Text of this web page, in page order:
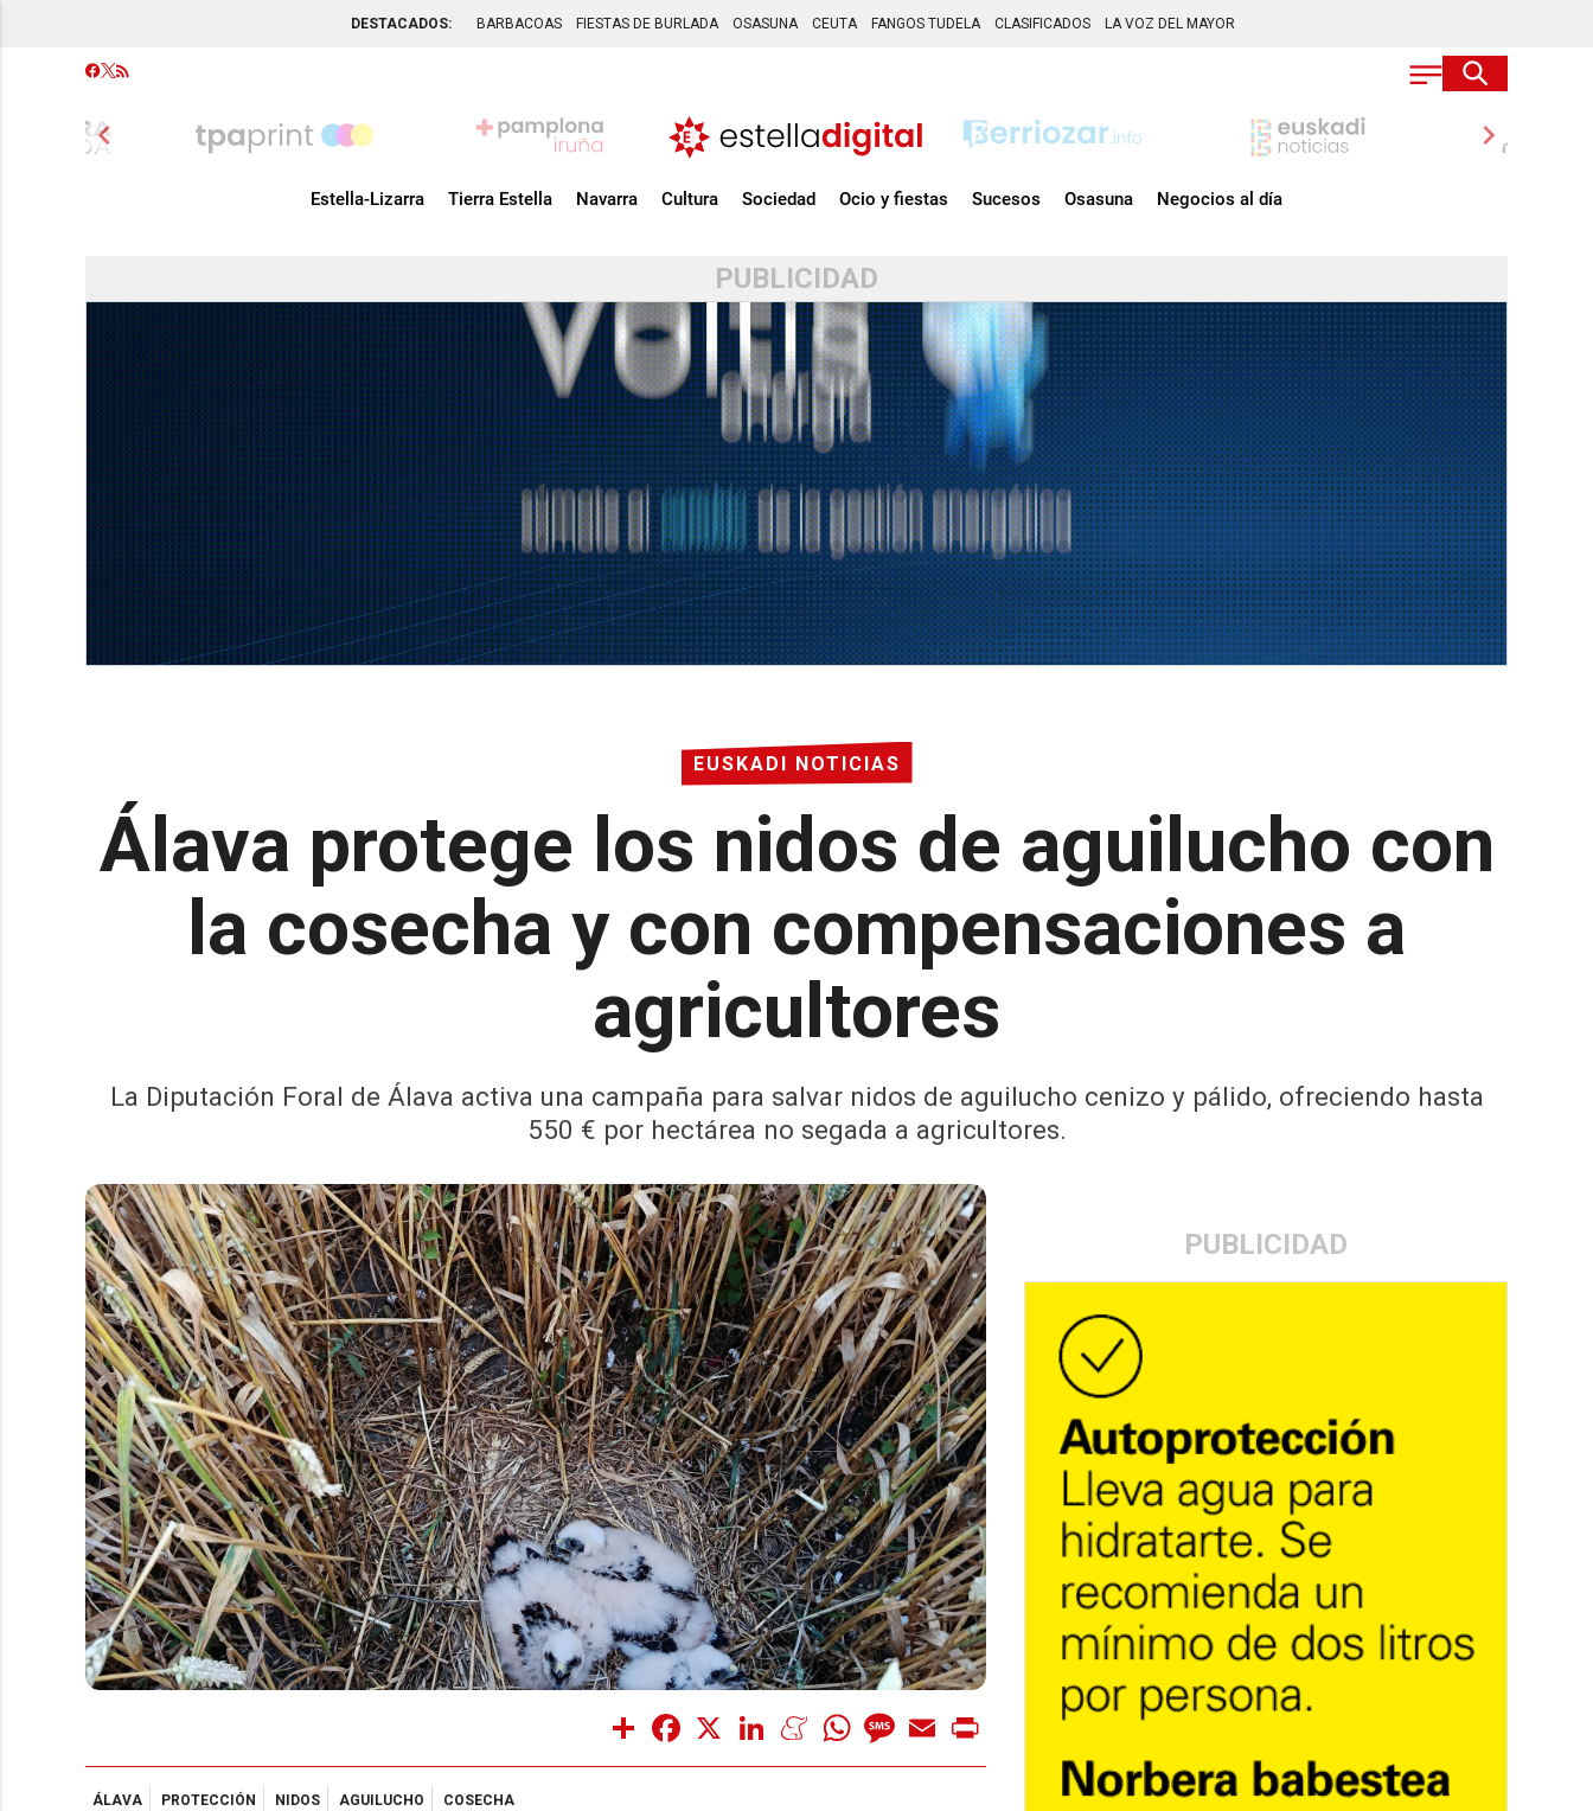
DESTACADOS: BARBACOAS FIESTAS DE BURLADA OSASUNA CEUTA FANGOS TUDELA CLASIFICADOS LA VOZ DEL MAYOR
chevron_left chevron_right
Estella-Lizarra Tierra Estella Navarra Cultura Sociedad Ocio y fiestas Sucesos Osasuna Negocios al día
PUBLICIDAD
EUSKADI NOTICIAS
Álava protege los nidos de aguilucho con
la cosecha y con compensaciones a
agricultores
La Diputación Foral de Álava activa una campaña para salvar nidos de aguilucho cenizo y pálido, ofreciendo hasta
550 € por hectárea no segada a agricultores.
PUBLICIDAD
Share Facebook LinkedInMeneameWhatsAppMessage
Email
ÁLAVA PROTECCIÓN NIDOS AGUILUCHO COSECHA